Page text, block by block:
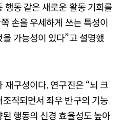
행동 같은 새로운 활동 기회를
손을 우세하게 쓰는 특성이
가능성이 있다”고 설명했
재구성이다. 연구진은 “뇌 크
직되면서 좌우 반구의 기능
행동의 신경 효율성도 높아